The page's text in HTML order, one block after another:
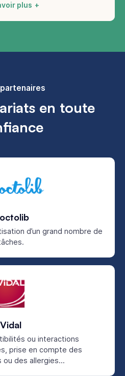
plus
en toute
d’un grand nombre de
Vidal
ou interactions
prise en compte des
des allergies...